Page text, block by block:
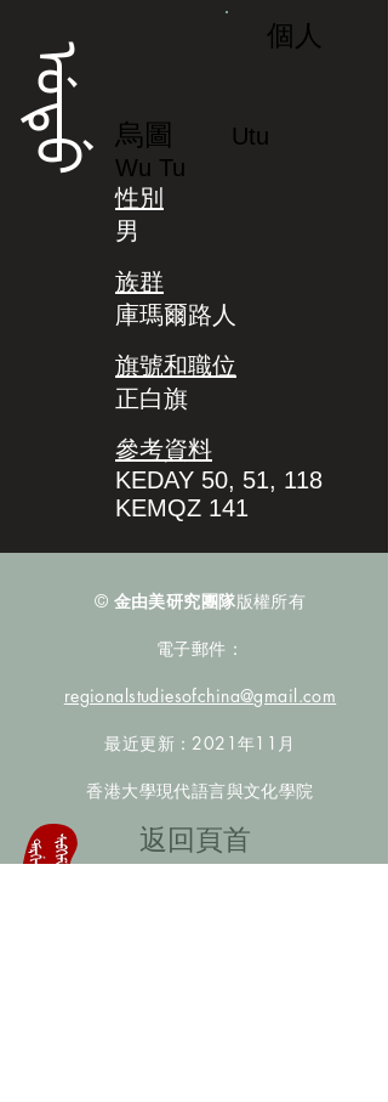
ᡠᡨᡠ
個人
烏圖
Utu
Wu Tu
性別
男
族群
庫瑪爾路人
旗號和職位
正白旗
參考資料
KEDAY 50, 51, 118
KEMQZ 141
© 金由美研究團隊版權所有
電子郵件：
regionalstudiesofchina@gmail.com
最近更新：2021年11月
香港大學現代語言與文化學院
​返回頁首